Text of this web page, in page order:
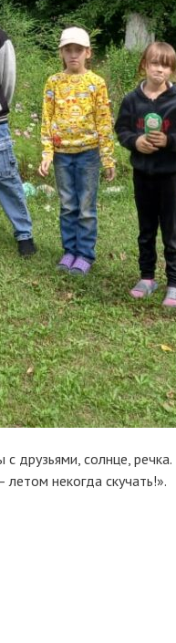
друзьями, солнце, речка.
некогда скучать!».